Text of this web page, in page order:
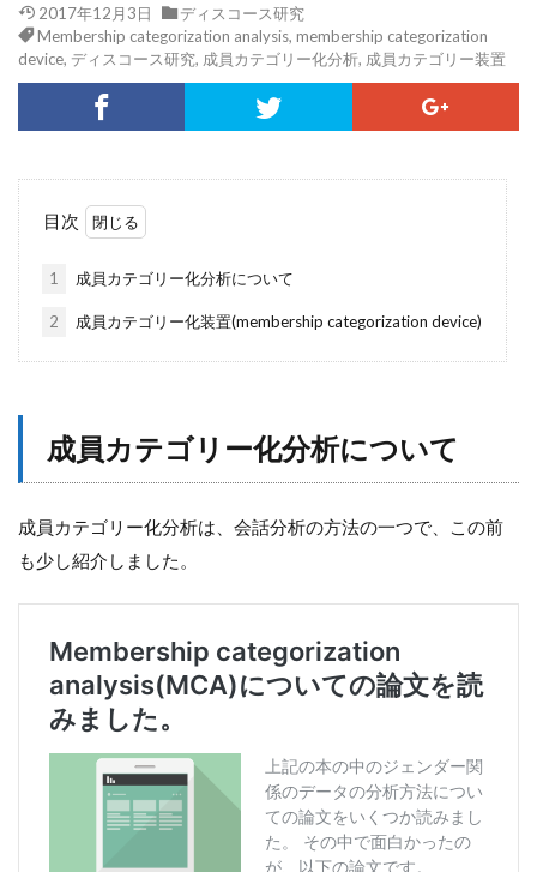
2017年12月3日
ディスコース研究
Membership categorization analysis, membership categorization
device, ディスコース研究, 成員カテゴリー化分析, 成員カテゴリー装置
目次
1 成員カテゴリー化分析について
2 成員カテゴリー化装置(membership categorization device)
成員カテゴリー化分析について
成員カテゴリー化分析は、会話分析の方法の一つで、この前
も少し紹介しました。